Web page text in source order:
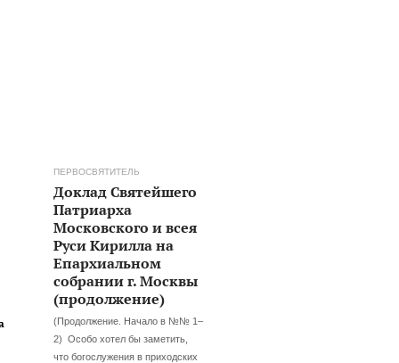
ПЕРВОСВЯТИТЕЛЬ
Доклад Святейшего
Патриарха
Московского и всея
Руси Кирилла на
Епархиальном
собрании г. Москвы
(продолжение)
(Продолжение. Начало в №№ 1–
2) Особо хотел бы заметить,
что богослужения в приходских